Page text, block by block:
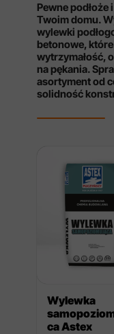
Pewne
Twoim domu.
wylewki
betonowe,
wytrzymałość,
na pękania.
asortyment od
solidność
Wylewka
ca Astex